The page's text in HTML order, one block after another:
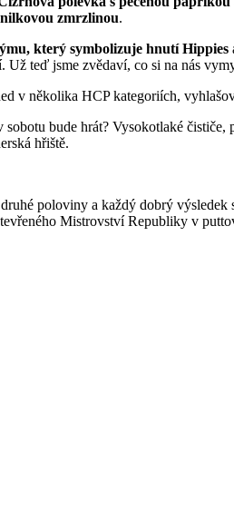
zmrzlinou.
který symbolizuje hnutí Hippies
Už teď jsme zvědaví, co si na nás
v několika HCP kategoriích,
bude hrát? Vysokotlaké
hřiště.
poloviny a každý dobrý
Mistrovství Republiky v